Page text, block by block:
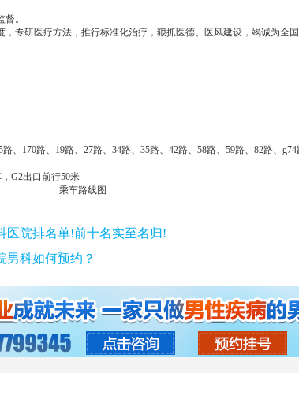
。
专研医疗方法，推行标准化治疗，狠抓医德、医风建设，竭诚为全
、170路、19路、27路、34路、35路、42路、58路、59路、82路、
G2出口前行50米
医院排名单!前十名实至名归!
男科如何预约？